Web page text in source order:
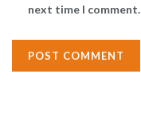
next time I comment.